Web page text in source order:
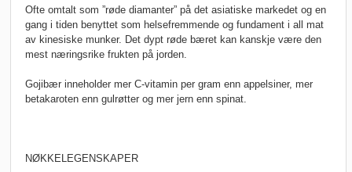
Ofte omtalt som ”røde diamanter” på det asiatiske markedet og en
gang i tiden benyttet som helsefremmende og fundament i all mat
av kinesiske munker. Det dypt røde bæret kan kanskje være den
mest næringsrike frukten på jorden.
Gojibær inneholder mer C-vitamin per gram enn appelsiner, mer
betakaroten enn gulrøtter og mer jern enn spinat.
NØKKELEGENSKAPER